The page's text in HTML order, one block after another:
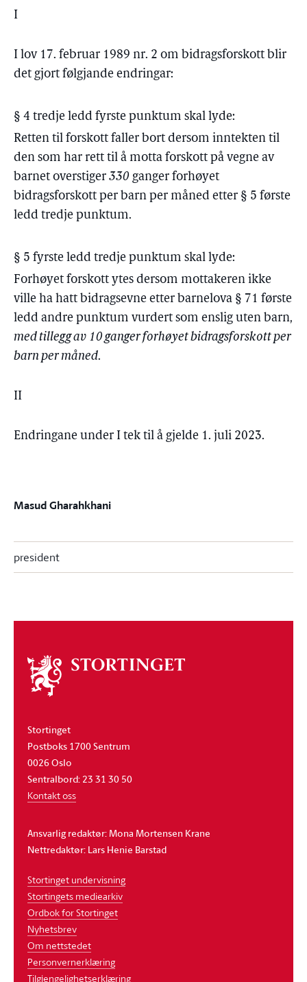
I
I lov 17. februar 1989 nr. 2 om bidragsforskott blir
det gjort følgjande endringar:
§ 4 tredje ledd fyrste punktum skal lyde:
Retten til forskott faller bort dersom inntekten til
den som har rett til å motta forskott på vegne av
barnet overstiger 330 ganger forhøyet
bidragsforskott per barn per måned etter § 5 første
ledd tredje punktum.
§ 5 fyrste ledd tredje punktum skal lyde:
Forhøyet forskott ytes dersom mottakeren ikke
ville ha hatt bidragsevne etter barnelova § 71 første
ledd andre punktum vurdert som enslig uten barn,
med tillegg av 10 ganger forhøyet bidragsforskott per
barn per måned.
II
Endringane under I tek til å gjelde 1. juli 2023.
Masud Gharahkhani
president
Om
stortinget
Stortinget
Postboks 1700 Sentrum
0026 Oslo
Sentralbord: 23 31 30 50
Kontakt oss
Ansvarlig redaktør: Mona Mortensen Krane
Nettredaktør: Lars Henie Barstad
Stortinget undervisning
Stortingets mediearkiv
Ordbok for Stortinget
Nyhetsbrev
Om nettstedet
Personvernerklæring
Tilgjengelighetserklæring